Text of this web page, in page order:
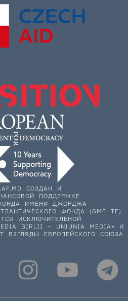
СОЗДАН И
ПОДДЕРЖКЕ
ИМЕНИ ДЖОРДЖА
ФОНДА (GMF TF).
ИСКЛЮЧИТЕЛЬНОЙ
BIRLII – UNIUNIA MEDIA» И
ВЗГЛЯДЫ ЕВРОПЕЙСКОГО СОЮЗА